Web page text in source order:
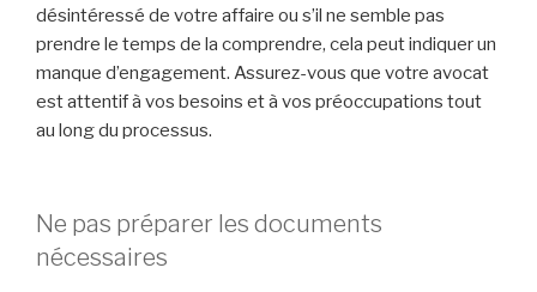
désintéressé de votre affaire ou s’il ne semble pas
prendre le temps de la comprendre, cela peut indiquer un
manque d’engagement. Assurez-vous que votre avocat
est attentif à vos besoins et à vos préoccupations tout
au long du processus.
Ne pas préparer les documents
nécessaires